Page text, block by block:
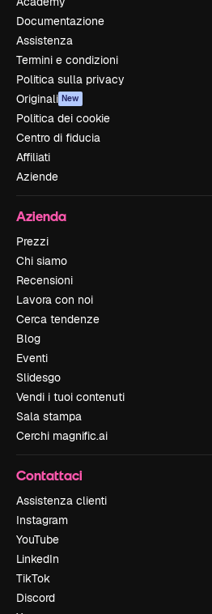
Documentazione
Assistenza
Termini e condizioni
Politica sulla privacy
Originali New
Politica dei cookie
Centro di fiducia
Affiliati
Aziende
Azienda
Prezzi
Chi siamo
Recensioni
Lavora con noi
Cerca tendenze
Blog
Eventi
Slidesgo
Vendi i tuoi contenuti
Sala stampa
Cerchi magnific.ai
Contattaci
Assistenza clienti
Instagram
YouTube
LinkedIn
TikTok
Discord